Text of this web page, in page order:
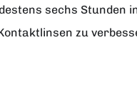
sechs Stunden
zu